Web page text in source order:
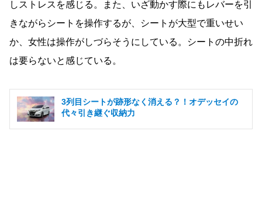
しストレスを感じる。また、いざ動かす際にもレバーを引
きながらシートを操作するが、シートが大型で重いせい
か、女性は操作がしづらそうにしている。シートの中折れ
は要らないと感じている。
3列目シートが跡形なく消える？！オデッセイの
代々引き継ぐ収納力